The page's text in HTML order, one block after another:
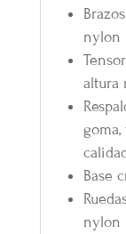
nylon
altura
Base
nylon